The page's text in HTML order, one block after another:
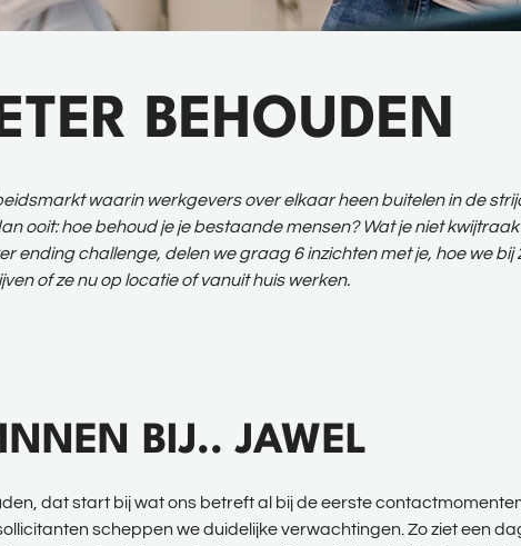
BEHOUDEN
waarin werkgevers over elkaar heen buitelen in de
ooit: hoe behoud je je bestaande mensen? Wat je niet
ending challenge, delen we graag 6 inzichten met je, hoe we
of ze nu op locatie of vanuit huis werken.
BIJ.. JAWEL
dat start bij wat ons betreft al bij de eerste
scheppen we duidelijke verwachtingen. Zo ziet een